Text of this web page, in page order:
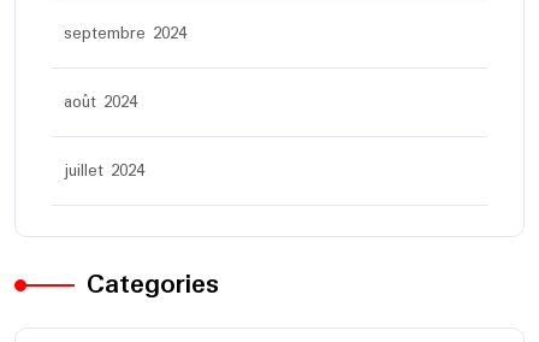
septembre 2024
août 2024
juillet 2024
Categories